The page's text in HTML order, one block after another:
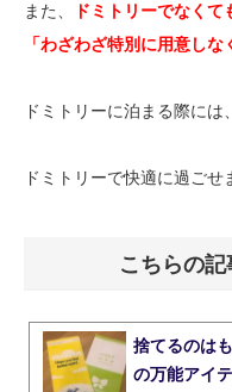
また、
ドミトリーでなくて
「わざわざ特別に用意しな
ドミトリーに泊まる際には
ドミトリーで快適に過ごせ
こちらの
捨てるのは
の万能アイ